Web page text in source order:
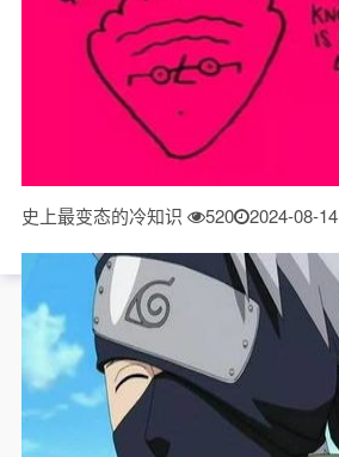
史上最变态的冷知识 520 2024-08-14